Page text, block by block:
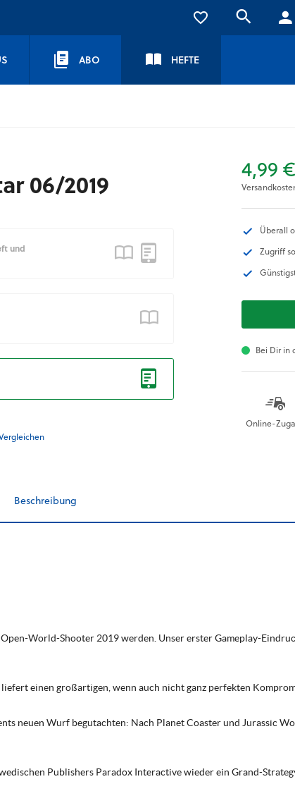
ABO HEFTE
06/2019
und
4,99 €
Überall
Zugriff
Bei Dir in
Online-
Beschreibung
World-Shooter 2019 werden. Unser erster Gameplay-
einen großartigen, wenn auch nicht ganz perfekten
neuen Wurf begutachten: Nach Planet Coaster und Jurassic
Publishers Paradox Interactive wieder ein Grand-